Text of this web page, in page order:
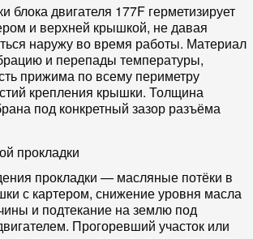
блока двигателя 177F герметизирует
и верхней крышкой, не давая
наружу во время работы. Материал
и перепады температуры,
прижима по всему периметру
крепления крышки. Толщина
под конкретный зазор разъёма
прокладки
прокладки — масляные потёки в
с картером, снижение уровня масла
и подтекание на землю под
Прогоревший участок или